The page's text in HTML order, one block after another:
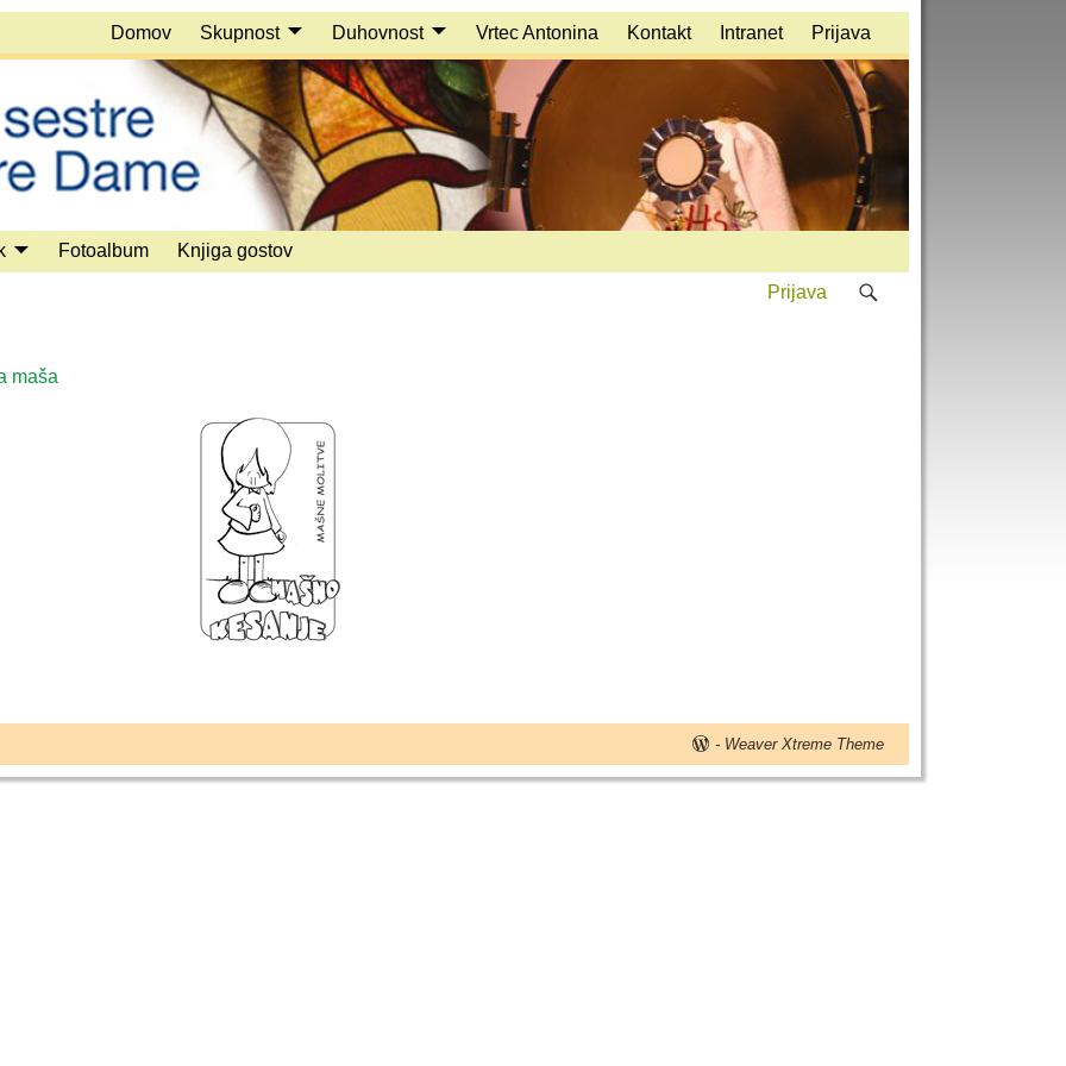
Domov Skupnost Duhovnost Vrtec Antonina Kontakt Intranet Prijava
Fotoalbum Knjiga gostov
Prijava
maša
- Weaver Xtreme Theme